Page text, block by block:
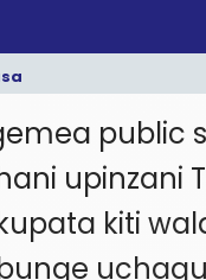
public
upinzani
kiti